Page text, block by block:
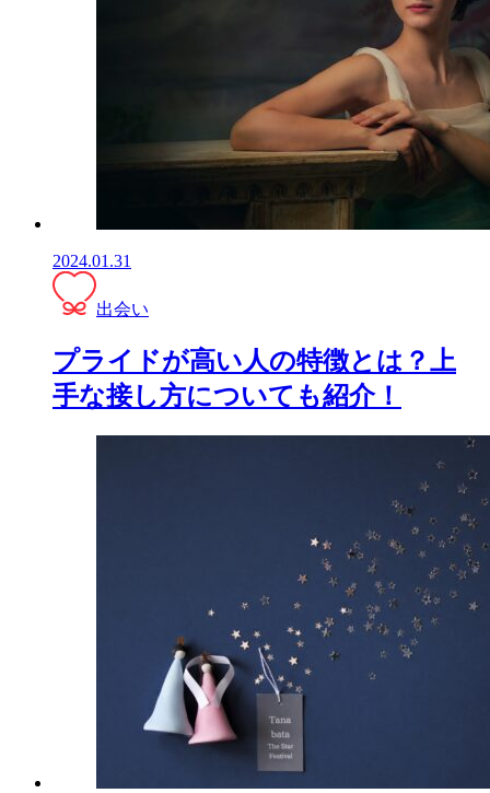
2024.01.31
出会い
プライドが高い人の特徴とは？上
手な接し方についても紹介！